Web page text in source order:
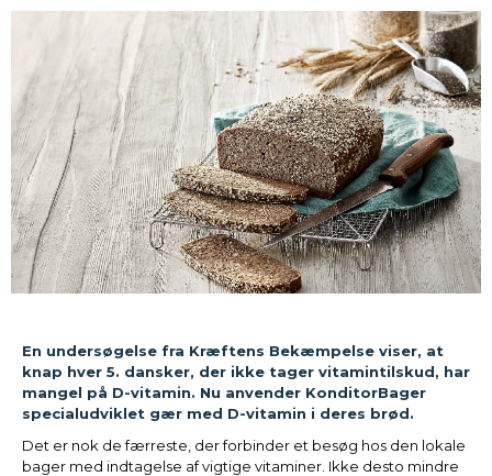
En undersøgelse fra Kræftens Bekæmpelse viser, at
knap hver 5. dansker, der ikke tager vitamintilskud, har
mangel på D-vitamin. Nu anvender KonditorBager
specialudviklet gær med D-vitamin i deres brød.
Det er nok de færreste, der forbinder et besøg hos den lokale
bager med indtagelse af vigtige vitaminer. Ikke desto mindre